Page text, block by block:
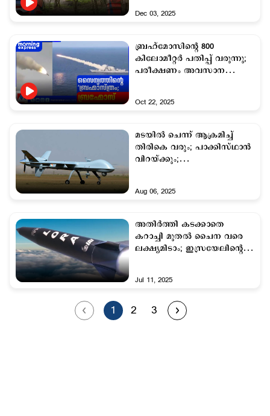
Dec 03, 2025
ബ്രഹ്മോസിന്‍റെ 800
കിലോമീറ്റര്‍ പതിപ്പ് വരുന്നു;
പരീക്ഷണം അവസാന
Oct 22, 2025
മടയില്‍ ചെന്ന് ആക്രമിച്ച്
തിരികെ വരും; പാക്കിസ്ഥാന്‍
വിറയ്ക്കും;
Aug 06, 2025
അതിര്‍ത്തി കടക്കാതെ
കറാച്ചി മുതല്‍ ചൈന വരെ
ലക്ഷ്യമിടാം; ഇസ്രയേലിന്‍റെ
Jul 11, 2025
1 2 3